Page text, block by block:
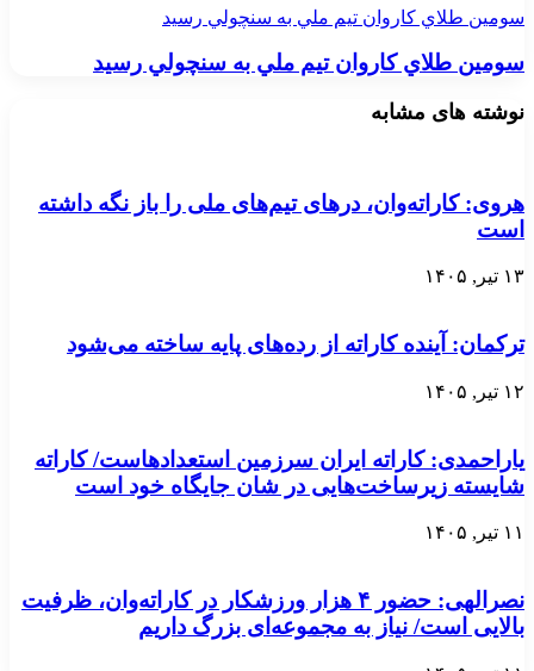
سومين طلاي کاروان تيم ملي به سنچولي رسيد
سومين طلاي کاروان تيم ملي به سنچولي رسيد
نوشته های مشابه
هروی: کاراته‌وان، درهای تیم‌های ملی را باز نگه داشته
است
۱۳ تیر, ۱۴۰۵
ترکمان: آینده کاراته از رده‌های پایه ساخته می‌شود
۱۲ تیر, ۱۴۰۵
یاراحمدی: کاراته ایران سرزمین استعدادهاست/ کاراته
شایسته زیرساخت‌هایی در شان جایگاه خود است
۱۱ تیر, ۱۴۰۵
نصرالهی: حضور ۴ هزار ورزشکار در کاراته‌وان، ظرفیت
بالایی است/ نیاز به مجموعه‌ای بزرگ داریم